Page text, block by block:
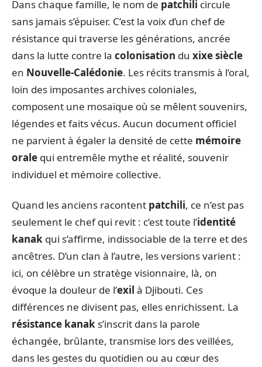
Dans chaque famille, le nom de patchili circule
sans jamais s’épuiser. C’est la voix d’un chef de
résistance qui traverse les générations, ancrée
dans la lutte contre la colonisation du xixe siècle
en Nouvelle-Calédonie. Les récits transmis à l’oral,
loin des imposantes archives coloniales,
composent une mosaïque où se mêlent souvenirs,
légendes et faits vécus. Aucun document officiel
ne parvient à égaler la densité de cette mémoire
orale qui entremêle mythe et réalité, souvenir
individuel et mémoire collective.
Quand les anciens racontent patchili, ce n’est pas
seulement le chef qui revit : c’est toute l’identité
kanak qui s’affirme, indissociable de la terre et des
ancêtres. D’un clan à l’autre, les versions varient :
ici, on célèbre un stratège visionnaire, là, on
évoque la douleur de l’exil à Djibouti. Ces
différences ne divisent pas, elles enrichissent. La
résistance kanak s’inscrit dans la parole
échangée, brûlante, transmise lors des veillées,
dans les gestes du quotidien ou au cœur des